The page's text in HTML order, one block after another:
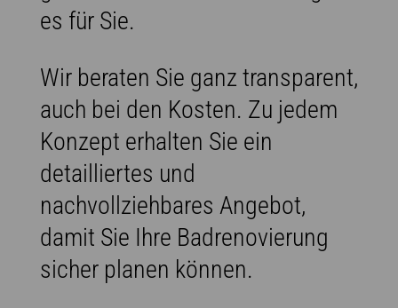
es für Sie.
Wir beraten Sie ganz transparent,
auch bei den Kosten. Zu jedem
Konzept erhalten Sie ein
detailliertes und
nachvollziehbares Angebot,
damit Sie Ihre Badrenovierung
sicher planen können.